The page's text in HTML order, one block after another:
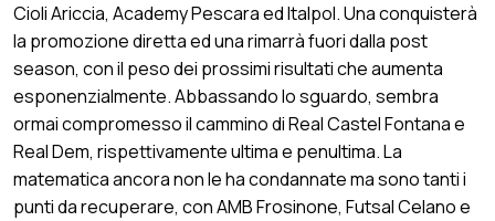
Cioli Ariccia, Academy Pescara ed Italpol. Una conquisterà
la promozione diretta ed una rimarrà fuori dalla post
season, con il peso dei prossimi risultati che aumenta
esponenzialmente. Abbassando lo sguardo, sembra
ormai compromesso il cammino di Real Castel Fontana e
Real Dem, rispettivamente ultima e penultima. La
matematica ancora non le ha condannate ma sono tanti i
punti da recuperare, con AMB Frosinone, Futsal Celano e